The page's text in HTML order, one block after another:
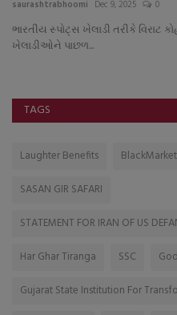
saurashtrabhoomi Dec 9, 2025 0
ભારતીય સ્પોટ્સ ખેલાડી તરીકે વિરાટ
ખેલાડીઓને પાછળ...
TAGS
Laughter Benefits
SASAN GIR SAFARI
STATEMENT FOR IRAN OF US
Har Ghar Tiranga
SSC
Gujarat State Institution For